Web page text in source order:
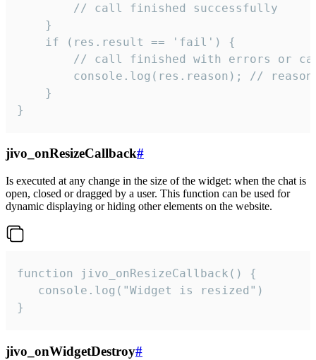
        // call finished successfully
    }
    if (res.result == 'fail') {
// call finished with errors or
console.log(res.reason); //
    }
}
jivo_onResizeCallback#
Is executed at any change in the size of the widget: when the chat is
open, closed or dragged by a user. This function can be used for
dynamic displaying or hiding other elements on the website.
function jivo_onResizeCallback() {
   console.log("Widget is resized")
}
jivo_onWidgetDestroy#